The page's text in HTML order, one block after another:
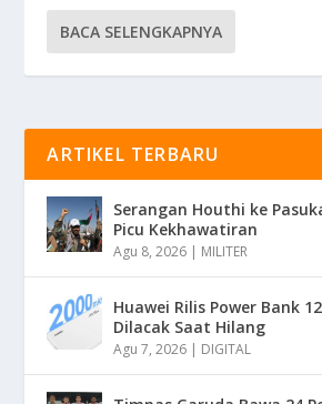
BACA SELENGKAPNYA
ARTIKEL TERBARU
Serangan Houthi ke
Picu Kekhawatiran
Agu 8, 2026 | MILITER
Huawei Rilis Power Bank
Dilacak Saat Hilang
Agu 7, 2026 | DIGITAL